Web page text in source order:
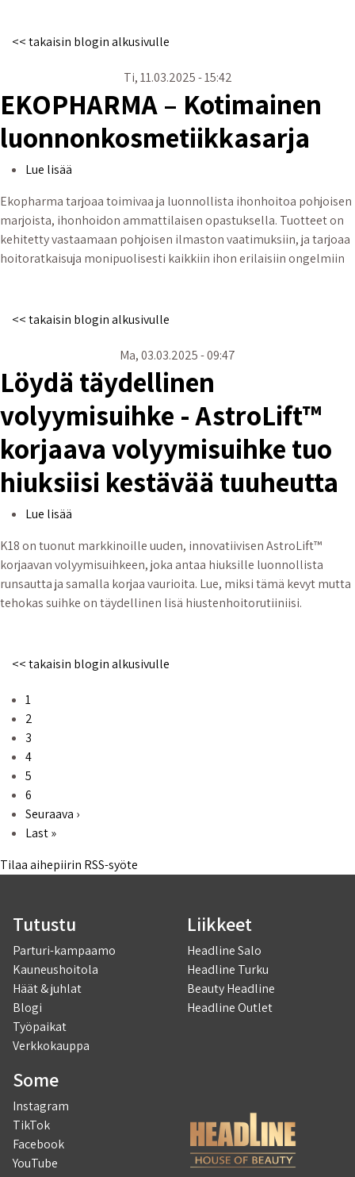
<< takaisin blogin alkusivulle
Ti, 11.03.2025 - 15:42
EKOPHARMA – Kotimainen
luonnonkosmetiikkasarja
Lue lisää
Ekopharma tarjoaa toimivaa ja luonnollista ihonhoitoa pohjoisen
marjoista, ihonhoidon ammattilaisen opastuksella. Tuotteet on
kehitetty vastaamaan pohjoisen ilmaston vaatimuksiin, ja tarjoaa
hoitoratkaisuja monipuolisesti kaikkiin ihon erilaisiin ongelmiin
<< takaisin blogin alkusivulle
Ma, 03.03.2025 - 09:47
Löydä täydellinen
volyymisuihke - AstroLift™
korjaava volyymisuihke tuo
hiuksiisi kestävää tuuheutta
Lue lisää
K18 on tuonut markkinoille uuden, innovatiivisen AstroLift™
korjaavan volyymisuihkeen, joka antaa hiuksille luonnollista
runsautta ja samalla korjaa vaurioita. Lue, miksi tämä kevyt mutta
tehokas suihke on täydellinen lisä hiustenhoitorutiiniisi.
<< takaisin blogin alkusivulle
Sivutus
Sivu
1
Sivu
2
Sivu
3
Sivu
4
Sivu
5
Sivu
6
Seuraava sivu
Seuraava ›
Viimeinen sivu
Last »
Tilaa aihepiirin RSS-syöte
Tutustu
Parturi-kampaamo
Kauneushoitola
Häät & juhlat
Blogi
Työpaikat
Verkkokauppa
Liikkeet
Headline Salo
Headline Turku
Beauty Headline
Headline Outlet
Some
Instagram
TikTok
Facebook
YouTube